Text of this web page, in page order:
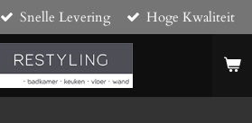
Snelle Levering Hoge Kwaliteit